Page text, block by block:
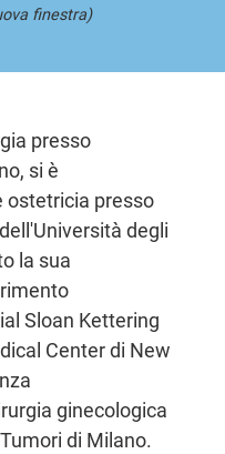
finestra)
presso
si è
ostetricia presso
degli
la sua
Sloan Kettering
Center di New
ginecologica
di Milano.